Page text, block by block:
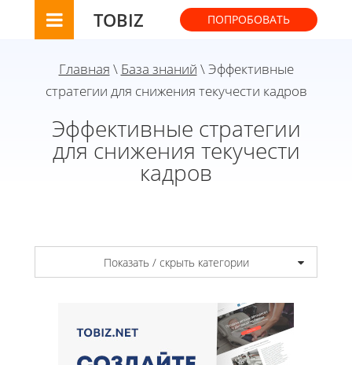
TOBIZ ПОПРОБОВАТЬ
Главная \ База знаний \ Эффективные
стратегии для снижения текучести кадров
Эффективные стратегии
для снижения текучести
кадров
Показать / скрыть категории